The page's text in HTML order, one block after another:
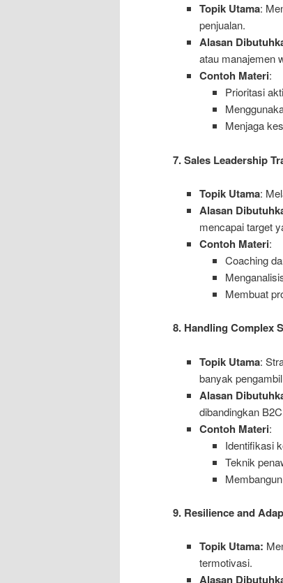
Topik Utama:
penjualan.
Alasan
atau manajemen
Contoh Materi:
Prioritasi
Menjaga
7. Sales Leadership
Topik Utama:
Alasan
mencapai target
Contoh Materi:
Coaching
Membuat
8. Handling Complex
Topik Utama:
banyak
Alasan
dibandingkan
Contoh Materi:
Identifikasi
Teknik
9. Resilience and
Topik Utama:
termotivasi.
Alasan